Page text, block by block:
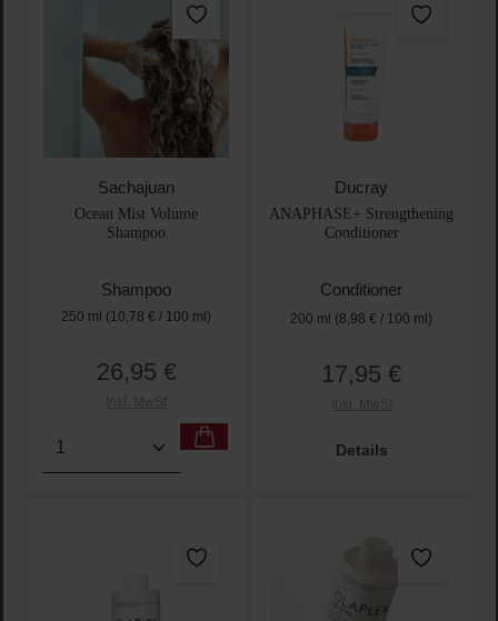
Sachajuan
Ocean Mist Volume
Shampoo
Shampoo
250 ml (10,78 € / 100 ml)
Regulärer Preis:
26,95 €
Inkl. MwSt
Produkt Anzahl: Gib den gewünschten Wert ein
Ducray
ANAPHASE+ Strengthening
Conditioner
Conditioner
200 ml (8,98 € / 100 ml)
Regulärer Preis:
17,95 €
Inkl. MwSt
Details